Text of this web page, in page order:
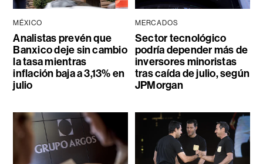
MÉXICO
Analistas prevén que
Banxico deje sin cambio
la tasa mientras
inflación baja a 3,13% en
julio
MERCADOS
Sector tecnológico
podría depender más de
inversores minoristas
tras caída de julio, según
JPMorgan